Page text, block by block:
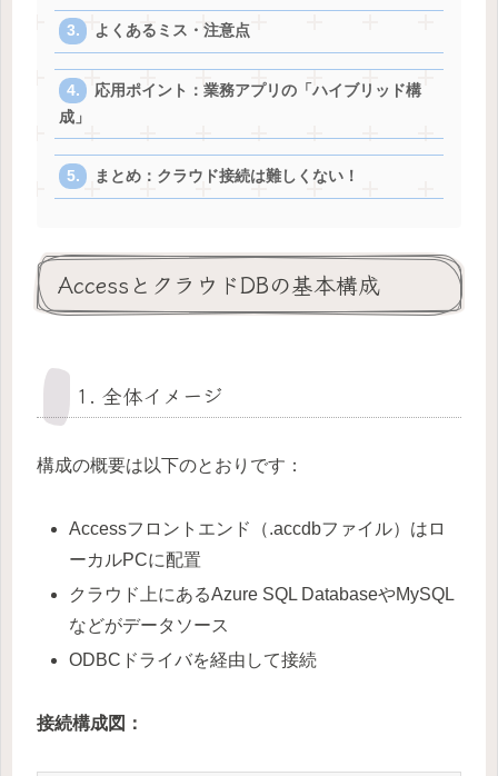
よくあるミス・注意点
応用ポイント：業務アプリの「ハイブリッド構
成」
まとめ：クラウド接続は難しくない！
AccessとクラウドDBの基本構成
1. 全体イメージ
構成の概要は以下のとおりです：
Accessフロントエンド（.accdbファイル）はロ
ーカルPCに配置
クラウド上にあるAzure SQL DatabaseやMySQL
などがデータソース
ODBCドライバを経由して接続
接続構成図：